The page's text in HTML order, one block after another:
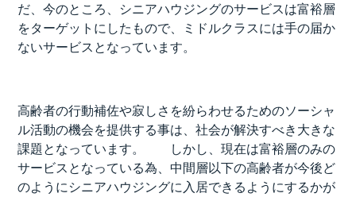
だ、今のところ、シニアハウジングのサービスは富裕層
をターゲットにしたもので、ミドルクラスには手の届か
ないサービスとなっています。
高齢者の行動補佐や寂しさを紛らわせるためのソーシャ
ル活動の機会を提供する事は、社会が解決すべき大きな
課題となっています。 しかし、現在は富裕層のみの
サービスとなっている為、中間層以下の高齢者が今後ど
のようにシニアハウジングに入居できるようにするかが